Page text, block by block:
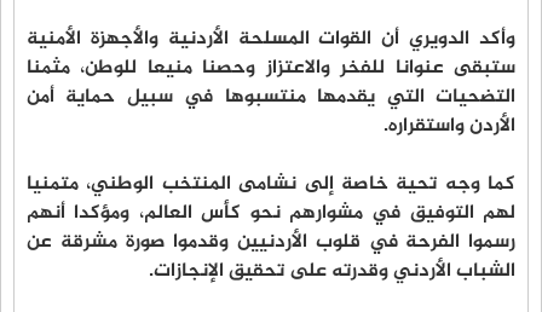
وأكد الدويري أن القوات المسلحة الأردنية والأجهزة الأمنية
ستبقى عنوانا للفخر والاعتزاز وحصنا منيعا للوطن، مثمنا
التضحيات التي يقدمها منتسبوها في سبيل حماية أمن
الأردن واستقراره.
كما وجه تحية خاصة إلى نشامى المنتخب الوطني، متمنيا
لهم التوفيق في مشوارهم نحو كأس العالم، ومؤكدا أنهم
رسموا الفرحة في قلوب الأردنيين وقدموا صورة مشرقة عن
الشباب الأردني وقدرته على تحقيق الإنجازات.